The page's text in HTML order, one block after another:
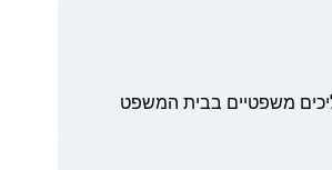
משפטיים בבית המשפט